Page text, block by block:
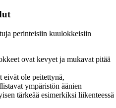
perinteisiin kuulokkeisiin
ovat kevyet ja mukavat pitää
eivät ole peitettynä,
ympäristön äänien
tärkeää esimerkiksi liikenteessä